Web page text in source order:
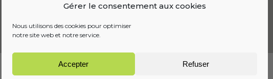
Gérer le consentement aux cookies
Nous utilisons des cookies pour optimiser
notre site web et notre service.
Accepter Refuser